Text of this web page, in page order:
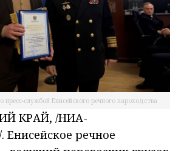
пресс-службой Енисейского речного пароходства
КРАЙ, /НИА-
речное